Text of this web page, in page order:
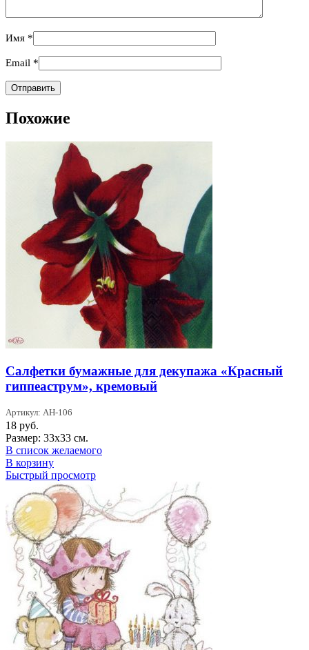
Имя *
Email *
Похожие
Салфетки бумажные для декупажа «Красный
гиппеаструм», кремовый
Артикул: АН-106
18 руб.
Размер: 33х33 см.
В список желаемого
В корзину
Быстрый просмотр